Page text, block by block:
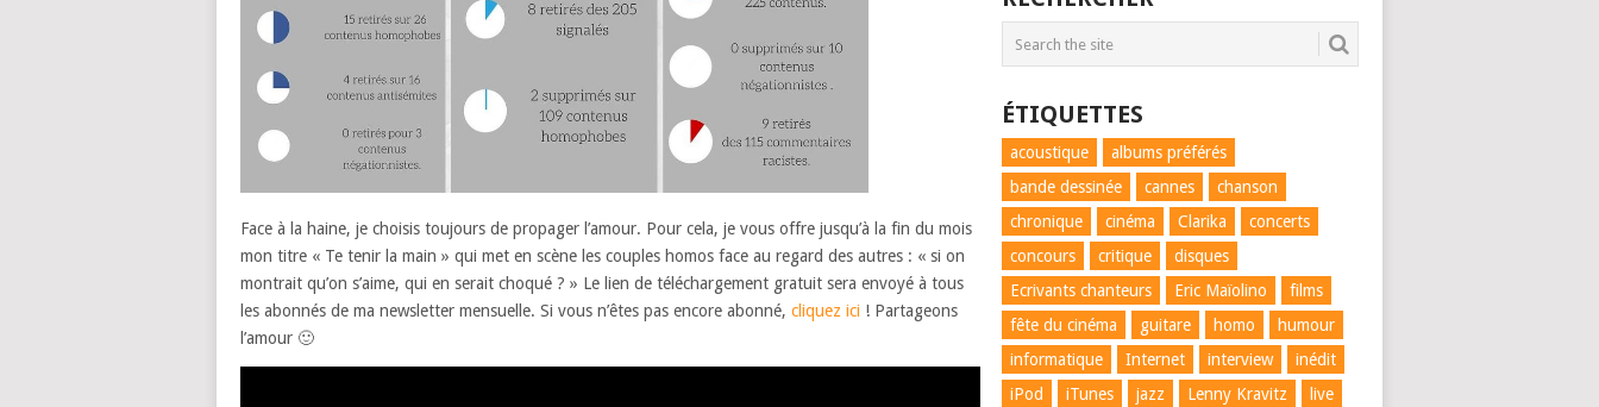
Face à la haine, je choisis toujours de propager l’amour. Pour cela, je vous offre jusqu’à la fin du mois
mon titre « Te tenir la main » qui met en scène les couples homos face au regard des autres : « si on
montrait qu’on s’aime, qui en serait choqué ? » Le lien de téléchargement gratuit sera envoyé à tous
les abonnés de ma newsletter mensuelle. Si vous n’êtes pas encore abonné, cliquez ici ! Partageons
l’amour 🙂
ÉTIQUETTES
acoustique
albums préférés
bande dessinée
cannes
chanson
chronique
cinéma Clarika
concerts
concours
critique
disques
Ecrivants chanteurs
Eric Maïolino
films
fête du cinéma
guitare homo
humour
informatique
Internet interview
inédit
iPod
iTunes jazz Lenny Kravitz
live